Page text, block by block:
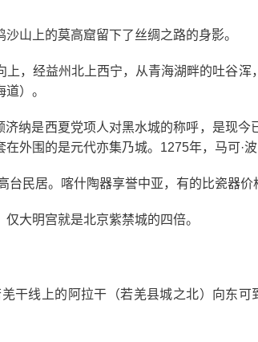
山上的莫高窟留下了丝绸之路的身影。
，经益州北上西宁，从青海湖畔的吐谷浑
）。
纳是西夏党项人对黑水城的称呼，是现今
外围的是元代亦集乃城。1275年，马可·波
民居。喀什陶器享誉中亚，有的比瓷器价
大明宫就是北京紫禁城的四倍。
干线上的阿拉干（若羌县城之北）向东